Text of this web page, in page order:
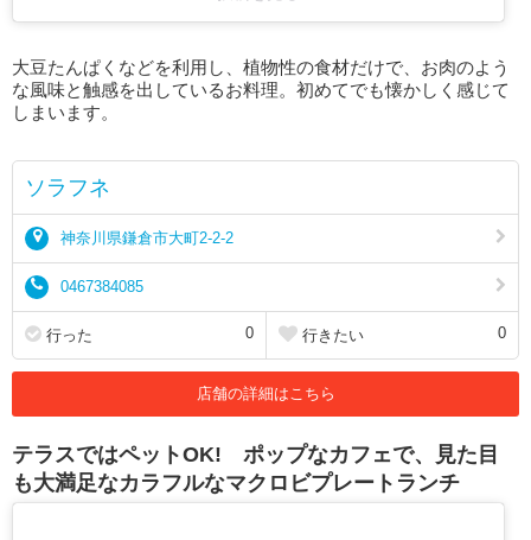
大豆たんぱくなどを利用し、植物性の食材だけで、お肉のよう
な風味と触感を出しているお料理。初めてでも懐かしく感じて
しまいます。
ソラフネ
神奈川県鎌倉市大町2-2-2
0467384085
行った 0 行きたい 0
店舗の詳細はこちら
テラスではペットOK! ポップなカフェで、見た目
も大満足なカラフルなマクロビプレートランチ